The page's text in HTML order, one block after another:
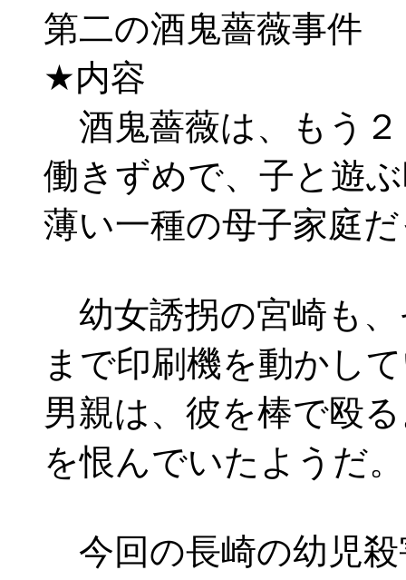
第二の酒鬼薔薇事件
★内容
酒鬼薔薇は、もう
働きずめで、子と遊
薄い一種の母子家庭
幼女誘拐の宮崎も、
まで印刷機を動かし
男親は、彼を棒で殴
を恨んでいたようだ。
今回の長崎の幼児殺